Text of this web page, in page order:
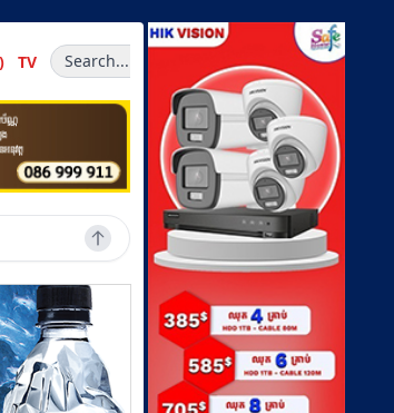
TV Search...